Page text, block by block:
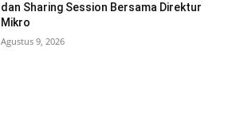
dan Sharing Session Bersama Direktur
Mikro
Agustus 9, 2026